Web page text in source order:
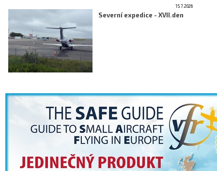
15.7.2026
Severní expedice - XVII.den